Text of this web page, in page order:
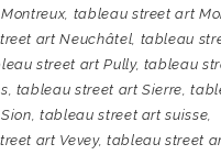
, tableau street art
art Neuchâtel tableau
street art Pully, tableau
tableau street art Sierre ,
,tableau street art suisse
art Vevey, tableau street